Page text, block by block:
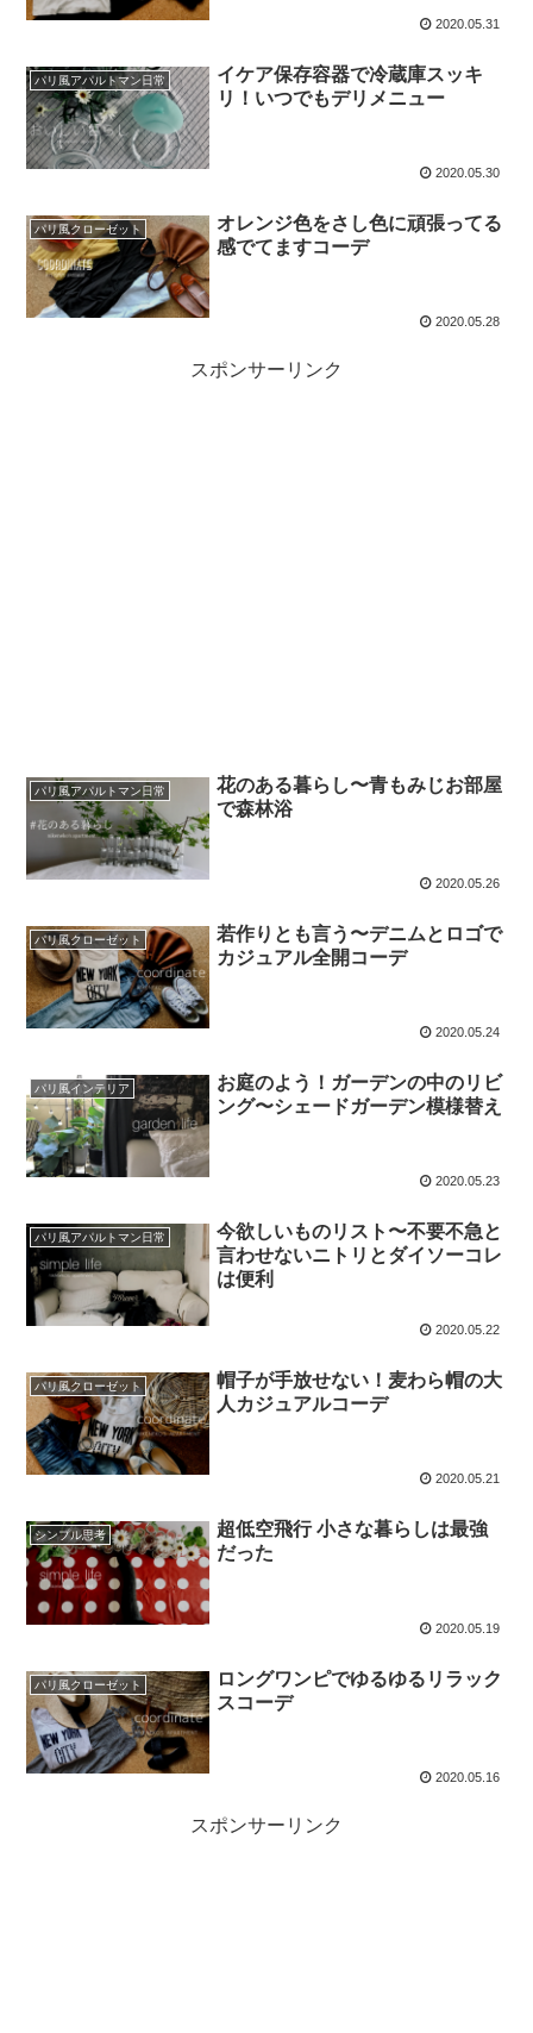
2020.05.31
パリ風アパルトマン日常
イケア保存容器で冷蔵庫スッキ
リ！いつでもデリメニュー
2020.05.30
パリ風クローゼット
オレンジ色をさし色に頑張ってる
感でてますコーデ
2020.05.28
スポンサーリンク
パリ風アパルトマン日常
花のある暮らし〜青もみじお部屋
で森林浴
2020.05.26
パリ風クローゼット
若作りとも言う〜デニムとロゴで
カジュアル全開コーデ
2020.05.24
パリ風インテリア
お庭のよう！ガーデンの中のリビ
ング〜シェードガーデン模様替え
2020.05.23
パリ風アパルトマン日常
今欲しいものリスト〜不要不急と
言わせないニトリとダイソーコレ
は便利
2020.05.22
パリ風クローゼット
帽子が手放せない！麦わら帽の大
人カジュアルコーデ
2020.05.21
シンプル思考
超低空飛行 小さな暮らしは最強
だった
2020.05.19
パリ風クローゼット
ロングワンピでゆるゆるリラック
スコーデ
2020.05.16
スポンサーリンク